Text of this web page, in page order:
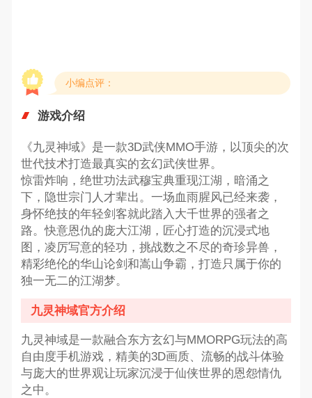
小编点评：
游戏介绍
《九灵神域》是一款3D武侠MMO手游，以顶尖的次
世代技术打造最真实的玄幻武侠世界。
惊雷炸响，绝世功法武穆宝典重现江湖，暗涌之
下，隐世宗门人才辈出。一场血雨腥风已经来袭，
身怀绝技的年轻剑客就此踏入大千世界的强者之
路。快意恩仇的庞大江湖，匠心打造的沉浸式地
图，凌厉写意的轻功，挑战数之不尽的奇珍异兽，
精彩绝伦的华山论剑和嵩山争霸，打造只属于你的
独一无二的江湖梦。
九灵神域官方介绍
九灵神域是一款融合东方玄幻与MMORPG玩法的高
自由度手机游戏，精美的3D画质、流畅的战斗体验
与庞大的世界观让玩家沉浸于仙侠世界的恩怨情仇
之中。